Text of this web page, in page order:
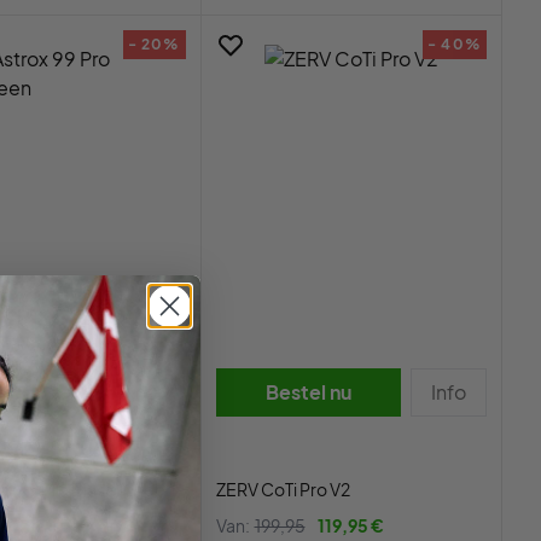
- 20%
nu
99 Pro Black/Green
215,95 €
- 40%
Bestel nu Info
ZERV CoTi Pro V2
Van: 199,95 119,95 €